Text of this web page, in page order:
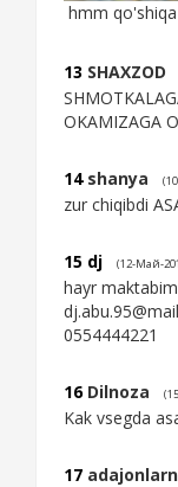
hmm
13 SHAXZOD
OKAMIZAGA
14 shanya
zur chiqibdi
15 dj (12-Май-
hayr maktabim
0554444221
16 Dilnoza
Kak vsegda
17 adajonlarn